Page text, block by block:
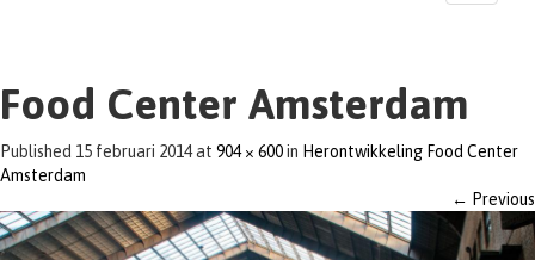
o
a
i
g
a
Food Center Amsterdam
Published 15 februari 2014at 904 × 600in Herontwikkeling Food Center
Amsterdam
← Previous